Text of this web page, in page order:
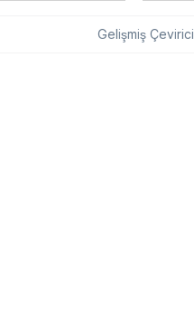
Gelişmiş Çevirici